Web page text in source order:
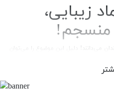
زیبایی،
منسجم!
می‌دانند! دلیل این موضوع را می‌توان
و دوامی که این فرش‌ها را برای سالیان